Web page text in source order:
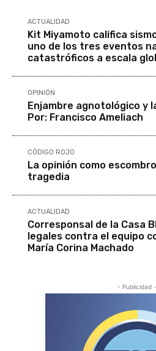
ACTUALIDAD
Kit Miyamoto califica
uno de los tres eventos
catastróficos a escala
OPINIÓN
Enjambre agnotológico y
Por: Francisco Ameliach
CÓDIGO ROJO
La opinión como
tragedia
ACTUALIDAD
Corresponsal de la Casa
legales contra el equipo
María Corina Machado
- Publicidad -